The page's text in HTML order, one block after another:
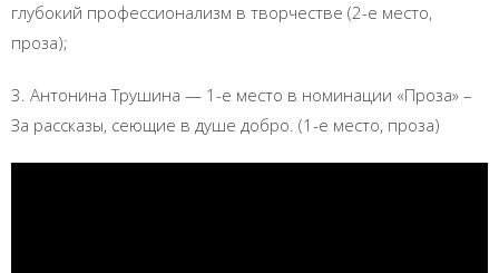
глубокий профессионализм в творчестве (2-е место,
проза);
3. Антонина Трушина — 1-е место в номинации «Проза» –
За рассказы, сеющие в душе добро. (1-е место, проза)